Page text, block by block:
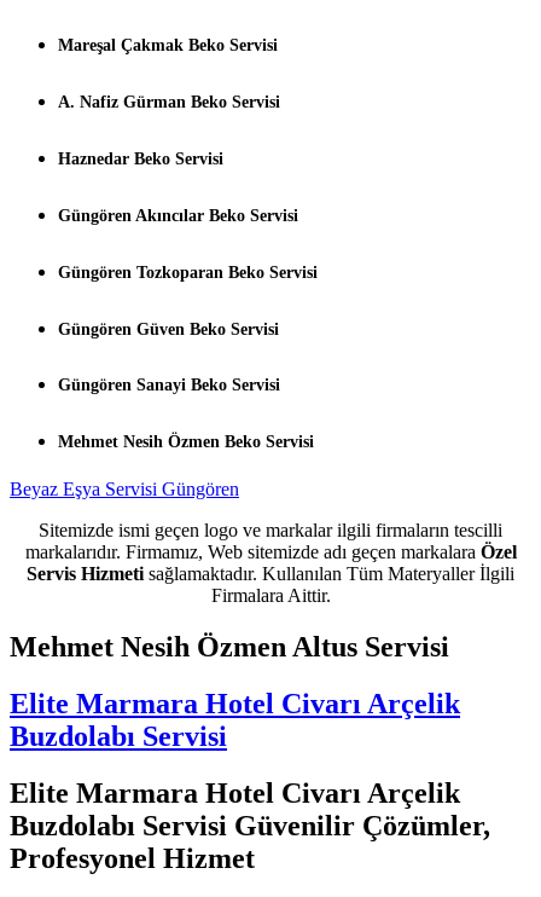
Mareşal Çakmak Beko Servisi
A. Nafiz Gürman Beko Servisi
Haznedar Beko Servisi
Güngören Akıncılar Beko Servisi
Güngören Tozkoparan Beko Servisi
Güngören Güven Beko Servisi
Güngören Sanayi Beko Servisi
Mehmet Nesih Özmen Beko Servisi
Beyaz Eşya Servisi Güngören
Sitemizde ismi geçen logo ve markalar ilgili firmaların tescilli
markalarıdır. Firmamız, Web sitemizde adı geçen markalara Özel
Servis Hizmeti sağlamaktadır. Kullanılan Tüm Materyaller İlgili
Firmalara Aittir.
Mehmet Nesih Özmen Altus Servisi
Elite Marmara Hotel Civarı Arçelik
Buzdolabı Servisi
Elite Marmara Hotel Civarı Arçelik
Buzdolabı Servisi Güvenilir Çözümler,
Profesyonel Hizmet